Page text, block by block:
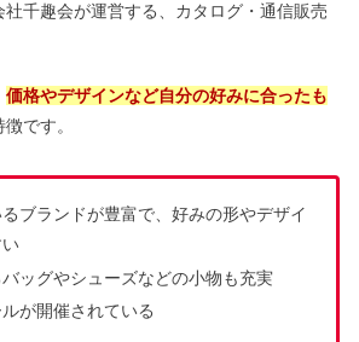
千趣会が運営する、カタログ・通信販売
価格やデザインなど自分の好みに合ったも
です。
ブランドが豊富で、好みの形やデザイ
ッグやシューズなどの小物も充実
が開催されている